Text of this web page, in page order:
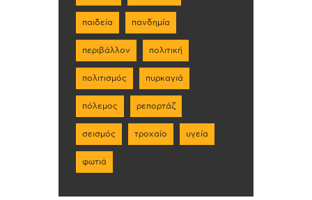
παιδεία πανδημία
περιβάλλον πολιτική
πολιτισμός πυρκαγιά
πόλεμος ρεπορτάζ
σεισμός τροχαίο υγεία
φωτιά